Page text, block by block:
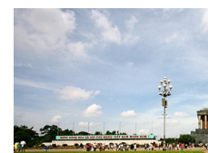
chiến lược trong Nghị quyết số
thành niềm tin, thành nhận thức